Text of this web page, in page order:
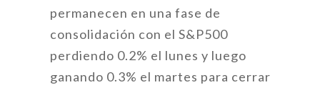
permanecen en una fase de
consolidación con el S&P500
perdiendo 0.2% el lunes y luego
ganando 0.3% el martes para cerrar